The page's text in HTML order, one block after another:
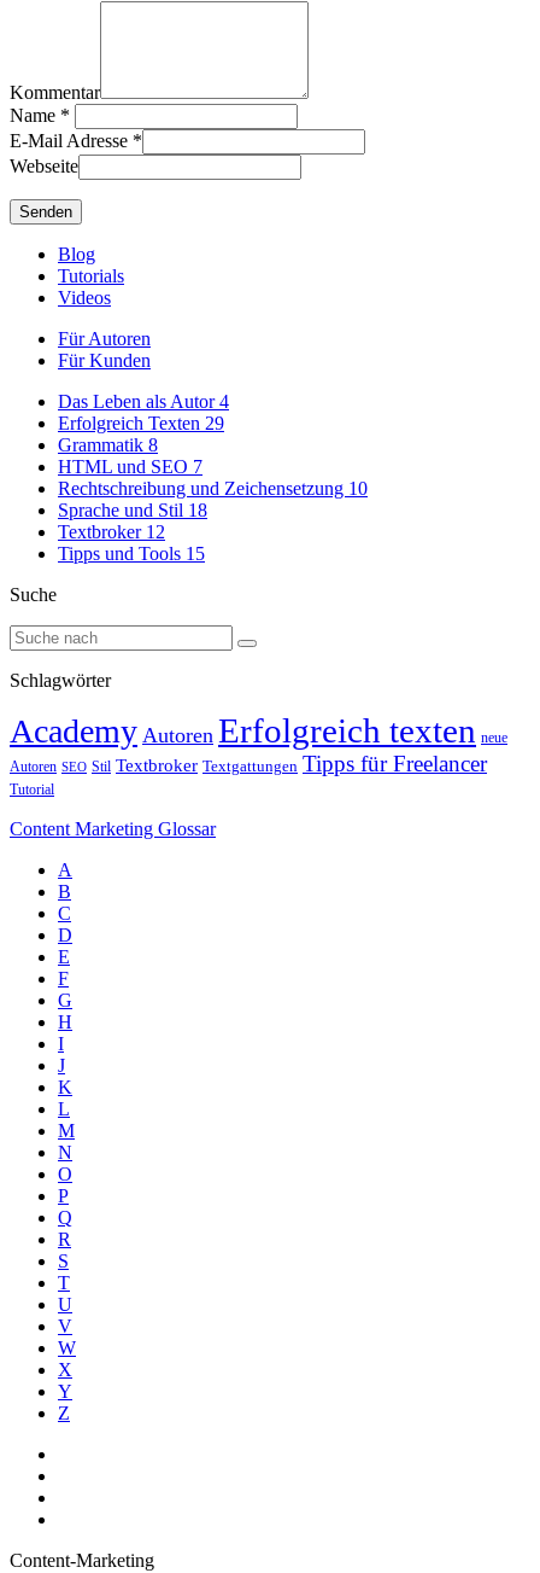
Kommentar
Name *
E-Mail Adresse *
Webseite
Blog
Tutorials
Videos
Für Autoren
Für Kunden
Das Leben als Autor4
Erfolgreich Texten 29
Grammatik 8
HTML und SEO 7
Rechtschreibung und Zeichensetzung 10
Sprache und Stil 18
Textbroker 12
Tipps und Tools 15
Suche
Schlagwörter
Academy Autoren Erfolgreich texten neue
Autoren SEO Stil Textbroker Textgattungen Tipps für Freelancer
Tutorial
Content Marketing Glossar
A
B
C
D
E
F
G
H
I
J
K
L
M
N
O
P
Q
R
S
T
U
V
W
X
Y
Z
Content-Marketing